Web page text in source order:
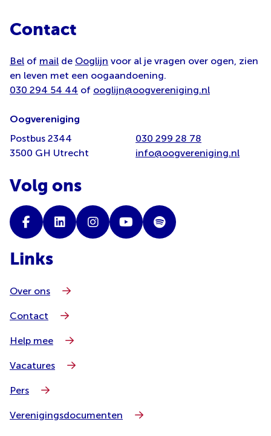
Contact
Bel of mail de Ooglijn voor al je vragen over ogen, zien
en leven met een oogaandoening.
030 294 54 44 of ooglijn@oogvereniging.nl
Oogvereniging
Postbus 2344
3500 GH Utrecht
030 299 28 78
info@oogvereniging.nl
Volg ons
Links
Over ons
Contact
Help mee
Vacatures
Pers
Verenigingsdocumenten